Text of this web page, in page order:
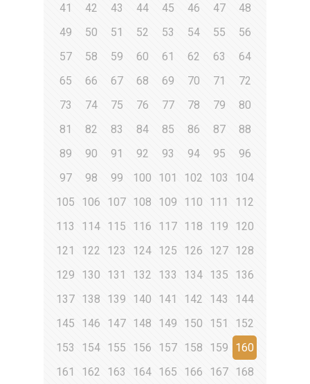
41
42 43 44 45 46 47
48
49
50 51 52 53 54 55
56
57
58 59 60 61 62 63
64
65
66 67 68 69 70 71
72
73
74 75 76 77 78 79
80
81
82 83 84 85 86 87
88
89
90 91 92 93 94 95
96
97
98 99 100 101 102 103
104
105
106 107 108 109 110 111
112
113
114 115 116 117 118 119
120
121
122 123 124 125 126 127 128
129
130 131 132 133 134 135
136
137 138 139 140 141 142 143
144
145
146 147 148 149 150 151
152
153
154 155 156 157 158 159
160
161
162 163 164 165 166 167 168